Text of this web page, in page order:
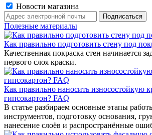
Новости магазина
Полезные материалы
Как правильно подготовить стену под
Качественная покраска стен начинается
первого слоя краски.
Как правильно наносить износостойкую
гипсокартон? FAQ
В статье разбираем основные этапы
инструментов, подготовку основания,
нанесение слоёв и распространённые